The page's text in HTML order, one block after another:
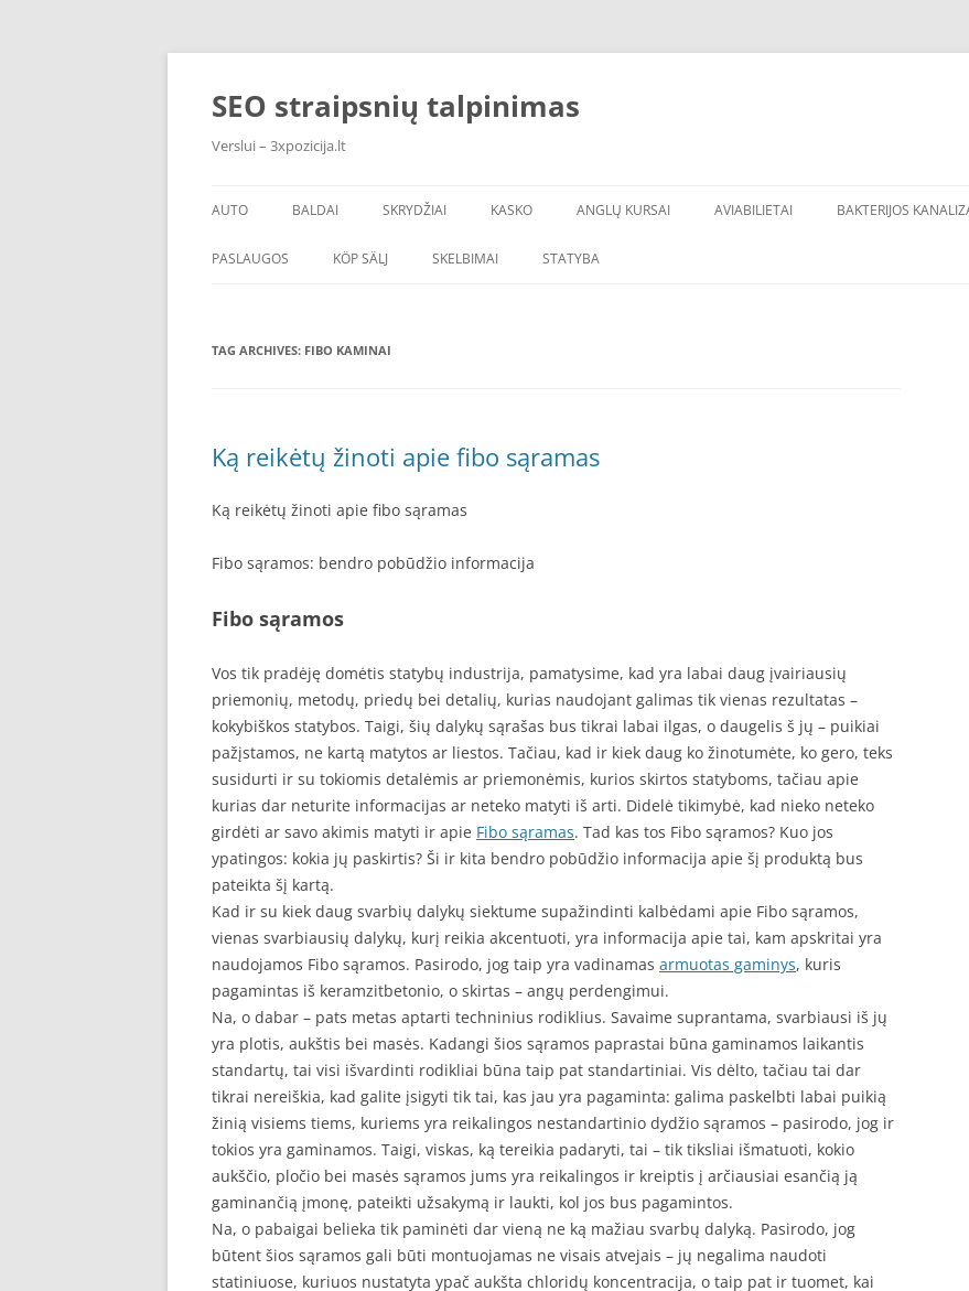
Skip
SEO straipsnių talpinimas
Verslui – 3xpozicija.lt
AUTO BALDAI SKRYDŽIAI KASKO ANGLŲ KURSAI AVIABILIETAI BAKTERIJOS
PASLAUGOS KÖP SÄLJ SKELBIMAI STATYBA
TAG ARCHIVES: FIBO KAMINAI
Ką reikėtų žinoti apie fibo sąramas
Ką reikėtų žinoti apie fibo sąramas
Fibo sąramos: bendro pobūdžio informacija
Fibo sąramos
Vos tik pradėję domėtis statybų industrija, pamatysime, kad yra labai daug įvairiausių
priemonių, metodų, priedų bei detalių, kurias naudojant galimas tik vienas rezultatas –
kokybiškos statybos. Taigi, šių dalykų sąrašas bus tikrai labai ilgas, o daugelis š jų – puikiai
pažįstamos, ne kartą matytos ar liestos. Tačiau, kad ir kiek daug ko žinotumėte, ko gero, teks
susidurti ir su tokiomis detalėmis ar priemonėmis, kurios skirtos statyboms, tačiau apie
kurias dar neturite informacijas ar neteko matyti iš arti. Didelė tikimybė, kad nieko neteko
girdėti ar savo akimis matyti ir apie Fibo sąramas. Tad kas tos Fibo sąramos? Kuo jos
ypatingos: kokia jų paskirtis? Ši ir kita bendro pobūdžio informacija apie šį produktą bus
pateikta šį kartą.
Kad ir su kiek daug svarbių dalykų siektume supažindinti kalbėdami apie Fibo sąramos,
vienas svarbiausių dalykų, kurį reikia akcentuoti, yra informacija apie tai, kam apskritai yra
naudojamos Fibo sąramos. Pasirodo, jog taip yra vadinamas armuotas gaminys, kuris
pagamintas iš keramzitbetonio, o skirtas – angų perdengimui.
Na, o dabar – pats metas aptarti techninius rodiklius. Savaime suprantama, svarbiausi iš jų
yra plotis, aukštis bei masės. Kadangi šios sąramos paprastai būna gaminamos laikantis
standartų, tai visi išvardinti rodikliai būna taip pat standartiniai. Vis dėlto, tačiau tai dar
tikrai nereiškia, kad galite įsigyti tik tai, kas jau yra pagaminta: galima paskelbti labai puikią
žinią visiems tiems, kuriems yra reikalingos nestandartinio dydžio sąramos – pasirodo, jog ir
tokios yra gaminamos. Taigi, viskas, ką tereikia padaryti, tai – tik tiksliai išmatuoti, kokio
aukščio, pločio bei masės sąramos jums yra reikalingos ir kreiptis į arčiausiai esančią ją
gaminančią įmonę, pateikti užsakymą ir laukti, kol jos bus pagamintos.
Na, o pabaigai belieka tik paminėti dar vieną ne ką mažiau svarbų dalyką. Pasirodo, jog
būtent šios sąramos gali būti montuojamas ne visais atvejais – jų negalima naudoti
statiniuose, kuriuos nustatyta ypač aukšta chloridų koncentracija, o taip pat ir tuomet, kai